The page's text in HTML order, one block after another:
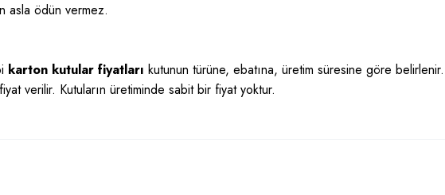
asla ödün vermez.
karton kutular fiyatları kutunun türüne, ebatına, üretim süresine göre belirlenir.
verilir. Kutuların üretiminde sabit bir fiyat yoktur.